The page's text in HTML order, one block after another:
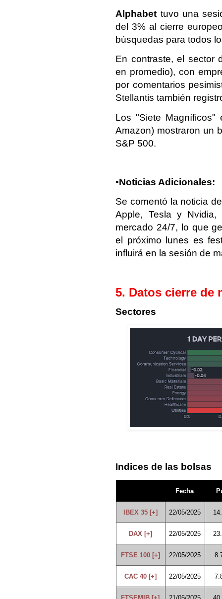
Alphabet tuvo una
del 3% al cierre
búsquedas para todos
En contraste, el sector
en promedio), con
por comentarios
Stellantis también
Los "Siete Magníficos"
Amazon) mostraron un
S&P 500.
•Noticias Adicionales:
Se comentó la noticia
Apple, Tesla y
mercado 24/7, lo que
el próximo lunes es
influirá en la sesión de
5. Datos cierre de
Sectores
Indices de las bolsas
Fecha
IBEX 35 [+] 22/05/2025
DAX [+] 22/05/2025
FTSE 100 [+] 22/05/2025
CAC 40 [+] 22/05/2025